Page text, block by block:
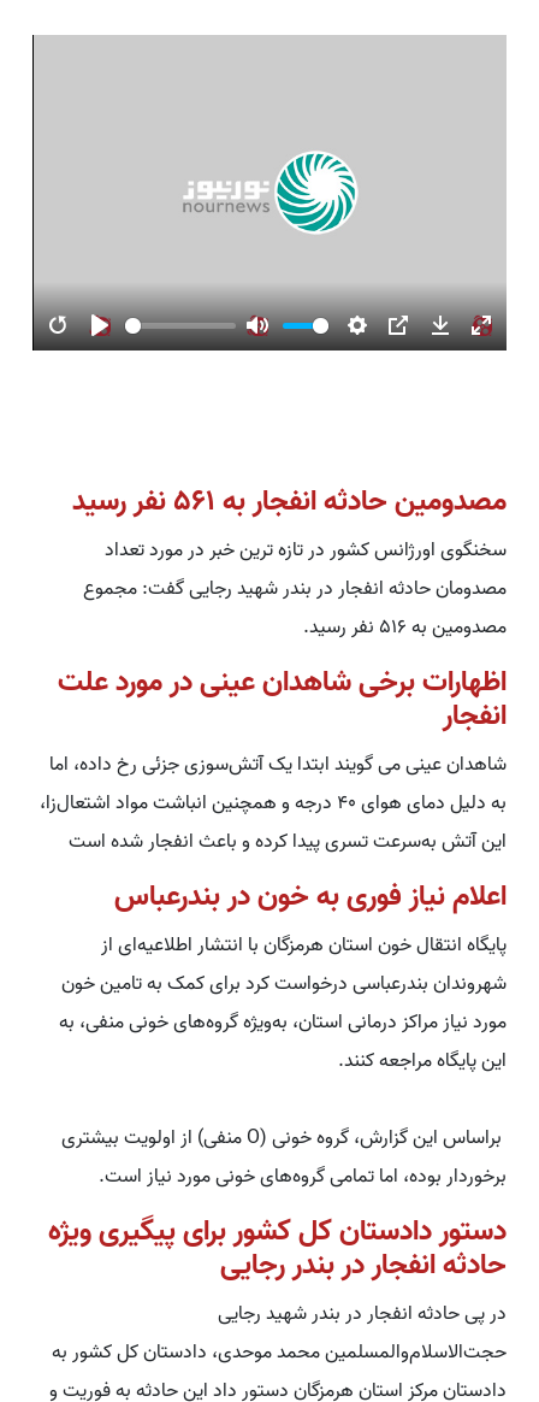
RestartPlay Mute Settings
PIP Download
Enter
مصدومین حادثه انفجار به ۵۶۱ نفر رسید
سخنگوی اورژانس کشور در تازه ترین خبر در مورد تعداد
مصدومان حادثه انفجار در بندر شهید رجایی گفت: مجموع
مصدومین به ۵۱۶ نفر رسید.
اظهارات برخی شاهدان عینی در مورد علت
انفجار
شاهدان عینی می گویند ابتدا یک آتش‌سوزی جزئی رخ داده، اما
به دلیل دمای هوای ۴۰ درجه و همچنین انباشت مواد اشتعال‌زا،
این آتش به‌سرعت تسری پیدا کرده و باعث انفجار شده است
اعلام نیاز فوری به خون در بندرعباس
پایگاه انتقال خون استان هرمزگان با انتشار اطلاعیه‌ای از
شهروندان بندرعباسی درخواست کرد برای کمک به تامین خون
مورد نیاز مراکز درمانی استان، به‌ویژه گروه‌های خونی منفی، به
این پایگاه مراجعه کنند.
براساس این گزارش، گروه خونی (O منفی) از اولویت بیشتری
برخوردار بوده، اما تمامی گروه‌های خونی مورد نیاز است.
دستور دادستان کل کشور برای پیگیری ویژه
حادثه انفجار در بندر رجایی
در پی حادثه انفجار در بندر شهید رجایی
حجت‌الاسلام‌و‌المسلمین محمد موحدی، دادستان کل کشور به
دادستان مرکز استان هرمزگان دستور داد این حادثه به فوریت و